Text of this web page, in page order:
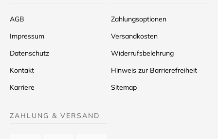
AGB
Impressum
Datenschutz
Kontakt
Karriere
Zahlungsoptionen
Versandkosten
Widerrufsbelehrung
Hinweis zur Barrierefreiheit
Sitemap
ZAHLUNG & VERSAND